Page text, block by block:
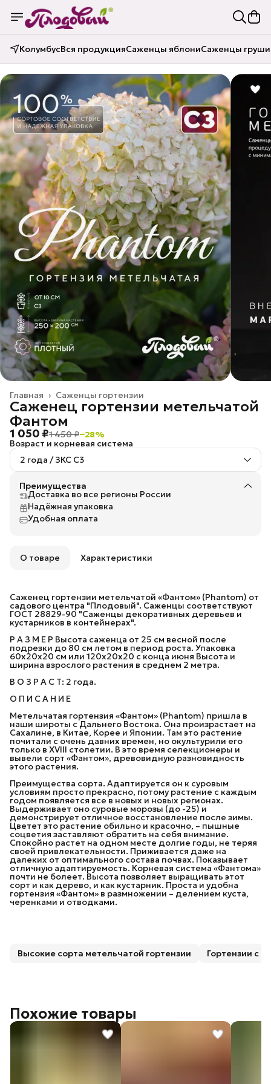
КолумбусВся продукцияСаженцы яблониСаженцы груши
Саженцы гортензии
Главная ›
Саженец гортензии метельчатой
Фантом
1 050 ₽1 450 ₽−28%
Возраст и корневая система
2 года / ЗКС С3
Преимущества
Доставка во все регионы России
Надёжная упаковка
Удобная оплата
О товаре Характеристики
Саженец гортензии метельчатой «Фантом» (Phantom) от
садового центра "Плодовый". Саженцы соответствуют
ГОСТ 28829-90 "Саженцы декоративных деревьев и
кустарников в контейнерах".
Р А З М Е Р Высота саженца от 25 см весной после
подрезки до 80 см летом в период роста. Упаковка
60х20х20 см или 120х20х20 с конца июня Высота и
ширина взрослого растения в среднем 2 метра.
В О З Р А С Т: 2 года.
О П И С А Н И Е
Метельчатая гортензия «Фантом» (Phantom) пришла в
наши широты с Дальнего Востока. Она произрастает на
Сахалине, в Китае, Корее и Японии. Там это растение
почитали с очень давних времен, но окультурили его
только в XVIII столетии. В это время селекционеры и
вывели сорт «Фантом», древовидную разновидность
этого растения.
Преимущества сорта. Адаптируется он к суровым
условиям просто прекрасно, потому растение с каждым
годом появляется все в новых и новых регионах.
Выдерживает оно суровые морозы (до -25) и
демонстрирует отличное восстановление после зимы.
Цветет это растение обильно и красочно, – пышные
соцветия заставляют обратить на себя внимание.
Спокойно растет на одном месте долгие годы, не теряя
своей привлекательности. Приживается даже на
далеких от оптимального состава почвах. Показывает
отличную адаптируемость. Корневая система «Фантома»
почти не болеет. Высота позволяет выращивать этот
сорт и как дерево, и как кустарник. Проста и удобна
гортензия «Фантом» в размножении – делением куста,
черенками и отводками.
Высокие сорта метельчатой гортензии Гортензии с
Похожие товары